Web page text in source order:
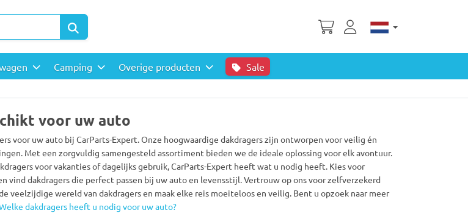
Camping Overige producten Sale
voor uw auto
voor uw auto bij CarParts-Expert. Onze hoogwaardige dakdragers zijn ontworpen voor veilig én
Met een zorgvuldig samengesteld assortiment bieden we de ideale oplossing voor elk avontuur.
voor vakanties of dagelijks gebruik, CarParts-Expert heeft wat u nodig heeft. Kies voor
dakdragers die perfect passen bij uw auto en levensstijl. Vertrouw op ons voor zelfverzekerd
veelzijdige wereld van dakdragers en maak elke reis moeiteloos en veilig. Bent u opzoek naar meer
dakdragers heeft u nodig voor uw auto?